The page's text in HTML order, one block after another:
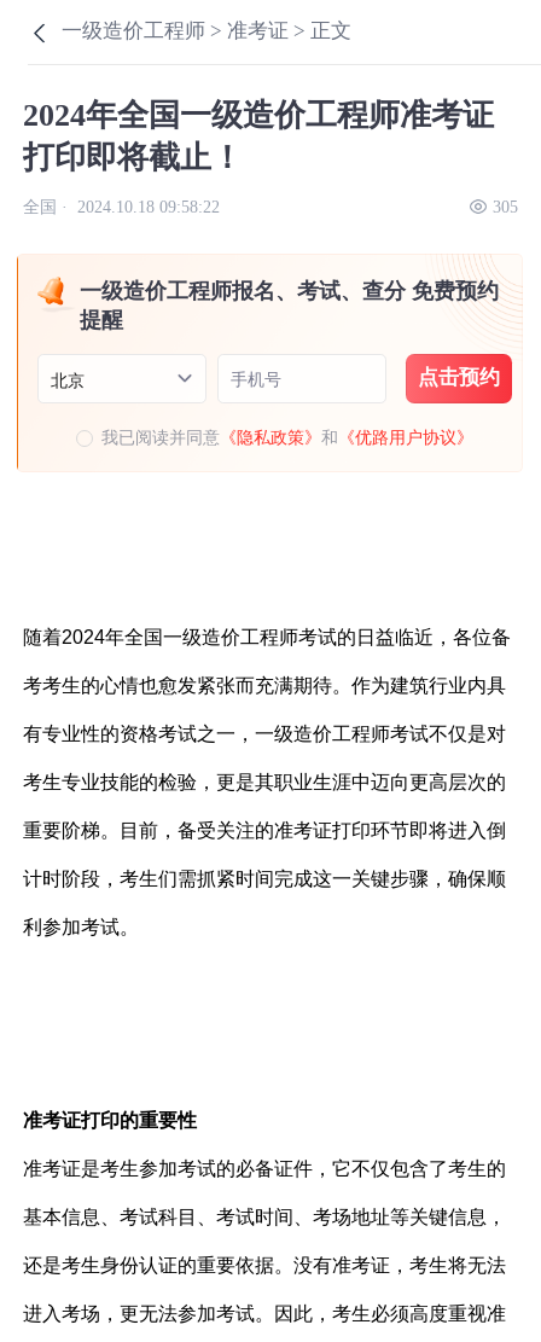
一级造价工程师 >准考证 > 正文
2024年全国一级造价工程师准考证
打印即将截止！
全国 · 2024.10.18 09:58:22 305
一级造价工程师报名、考试、查分 免费预约
提醒
北京 手机号 点击预约
我已阅读并同意 《隐私政策》和 《优路用户协议》
随着2024年全国一级造价工程师考试的日益临近，各位备
考考生的心情也愈发紧张而充满期待。作为建筑行业内具
有专业性的资格考试之一，一级造价工程师考试不仅是对
考生专业技能的检验，更是其职业生涯中迈向更高层次的
重要阶梯。目前，备受关注的准考证打印环节即将进入倒
计时阶段，考生们需抓紧时间完成这一关键步骤，确保顺
利参加考试。
准考证打印的重要性
准考证是考生参加考试的必备证件，它不仅包含了考生的
基本信息、考试科目、考试时间、考场地址等关键信息，
还是考生身份认证的重要依据。没有准考证，考生将无法
进入考场，更无法参加考试。因此，考生必须高度重视准